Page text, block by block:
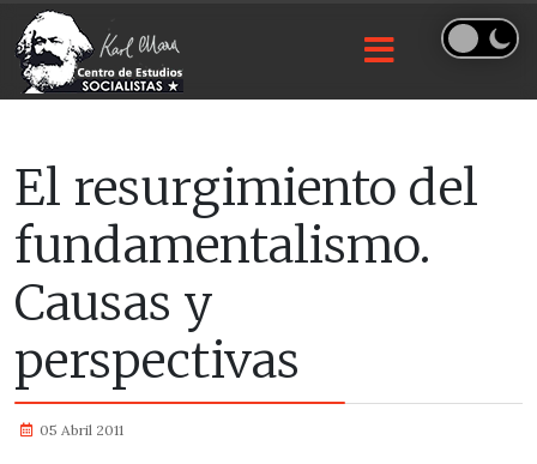
El resurgimiento del
fundamentalismo.
Causas y
perspectivas
05 Abril 2011